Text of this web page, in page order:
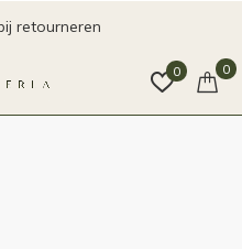
0 0
retourneren